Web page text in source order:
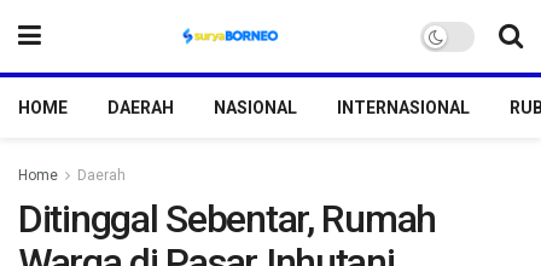
HOME DAERAH NASIONAL INTERNASIONAL
Home Daerah
Ditinggal Sebentar, Rumah